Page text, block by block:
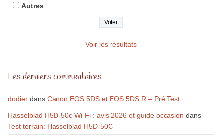
Autres
Voir les résultats
Les derniers commentaires
dodierdans Canon EOS 5DS et EOS 5DS R – Pré Test
Hasselblad H5D-50c Wi-Fi : avis 2026 et guide occasion dans
Test terrain: Hasselblad H5D-50C